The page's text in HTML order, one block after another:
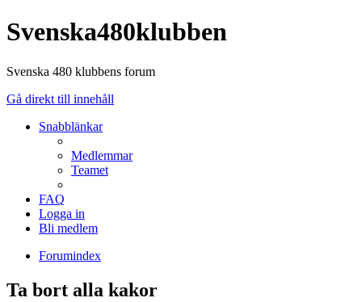
Svenska480klubben
Svenska 480 klubbens forum
Gå direkt till innehåll
Snabblänkar
Medlemmar
Teamet
FAQ
Logga in
Bli medlem
Forumindex
Ta bort alla kakor